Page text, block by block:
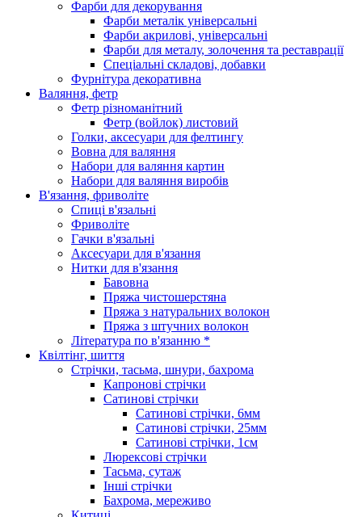
Фарби для декорування
Фарби металік універсальні
Фарби акрилові, універсальні
Фарби для металу, золочення та реставрації
Спеціальні складові, добавки
Фурнітура декоративна
Валяння, фетр
Фетр різноманітний
Фетр (войлок) листовий
Голки, аксесуари для фелтингу
Вовна для валяння
Набори для валяння картин
Набори для валяння виробів
В'язання, фриволіте
Спиці в'язальні
Фриволіте
Гачки в'язальні
Аксесуари для в'язання
Нитки для в'язання
Бавовна
Пряжа чистошерстяна
Пряжа з натуральних волокон
Пряжа з штучних волокон
Література по в'язанню *
Квілтінг, шиття
Стрічки, тасьма, шнури, бахрома
Капронові стрічки
Сатинові стрічки
Сатинові стрічки, 6мм
Сатинові стрічки, 25мм
Сатинові стрічки, 1см
Люрексові стрічки
Тасьма, сутаж
Інші стрічки
Бахрома, мереживо